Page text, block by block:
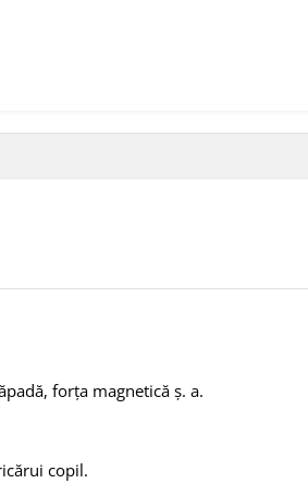
forța magnetică ș. a.
copil.